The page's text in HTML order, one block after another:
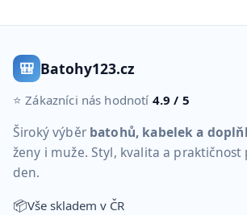
🎒 Batohy123.cz
⭐ Zákazníci nás hodnotí 4.9 / 5
Široký výběr batohů, kabelek a
ženy i muže. Styl, kvalita a praktičnost
den.
📦Vše skladem v ČR